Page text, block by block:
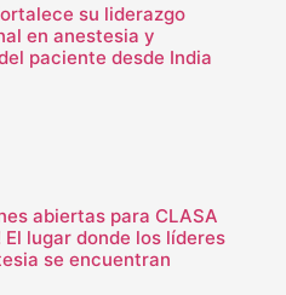
su liderazgo
en anestesia y
paciente desde India
abiertas para CLASA
El lugar donde los líderes
se encuentran